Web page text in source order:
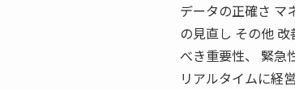
データの正確さ マ
の見直し その他
べき重要性、 緊急
リアルタイムに経